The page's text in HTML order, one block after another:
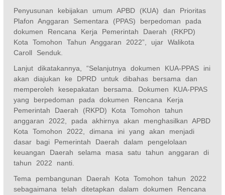
Penyusunan kebijakan umum APBD (KUA) dan Prioritas
Plafon Anggaran Sementara (PPAS) berpedoman pada
dokumen Rencana Kerja Pemerintah Daerah (RKPD)
Kota Tomohon Tahun Anggaran 2022”, ujar Walikota
Caroll Senduk.
Lanjut dikatakannya, “Selanjutnya dokumen KUA-PPAS ini
akan diajukan ke DPRD untuk dibahas bersama dan
memperoleh kesepakatan bersama. Dokumen KUA-PPAS
yang berpedoman pada dokumen Rencana Kerja
Pemerintah Daerah (RKPD) Kota Tomohon tahun
anggaran 2022, pada akhirnya akan menghasilkan APBD
Kota Tomohon 2022, dimana ini yang akan menjadi
dasar bagi Pemerintah Daerah dalam pengelolaan
keuangan Daerah selama masa satu tahun anggaran di
tahun 2022 nanti.
Tema pembangunan Daerah Kota Tomohon tahun 2022
sebagaimana telah ditetapkan dalam dokumen Rencana